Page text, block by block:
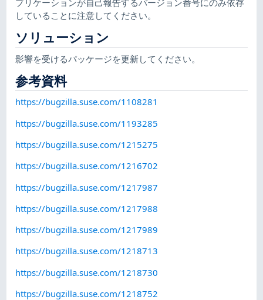
していることに注意してください。
ソリューション
影響を受けるパッケージを更新してください。
参考資料
https://bugzilla.suse.com/1108281
https://bugzilla.suse.com/1193285
https://bugzilla.suse.com/1215275
https://bugzilla.suse.com/1216702
https://bugzilla.suse.com/1217987
https://bugzilla.suse.com/1217988
https://bugzilla.suse.com/1217989
https://bugzilla.suse.com/1218713
https://bugzilla.suse.com/1218730
https://bugzilla.suse.com/1218752